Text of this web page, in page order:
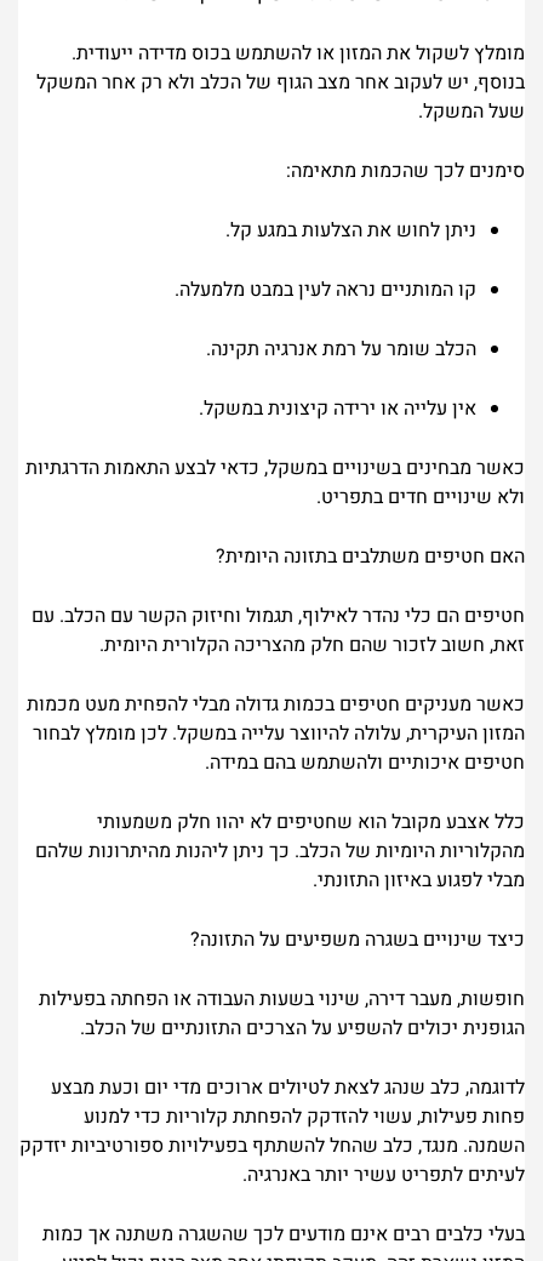
מומלץ לשקול את המזון או להשתמש בכוס מדידה ייעודית.
בנוסף, יש לעקוב אחר מצב הגוף של הכלב ולא רק אחר המשקל
שעל המשקל.
סימנים לכך שהכמות מתאימה:
ניתן לחוש את הצלעות במגע קל.
קו המותניים נראה לעין במבט מלמעלה.
הכלב שומר על רמת אנרגיה תקינה.
אין עלייה או ירידה קיצונית במשקל.
כאשר מבחינים בשינויים במשקל, כדאי לבצע התאמות הדרגתיות
ולא שינויים חדים בתפריט.
האם חטיפים משתלבים בתזונה היומית?
חטיפים הם כלי נהדר לאילוף, תגמול וחיזוק הקשר עם הכלב. עם
זאת, חשוב לזכור שהם חלק מהצריכה הקלורית היומית.
כאשר מעניקים חטיפים בכמות גדולה מבלי להפחית מעט מכמות
המזון העיקרית, עלולה להיווצר עלייה במשקל. לכן מומלץ לבחור
חטיפים איכותיים ולהשתמש בהם במידה.
כלל אצבע מקובל הוא שחטיפים לא יהוו חלק משמעותי
מהקלוריות היומיות של הכלב. כך ניתן ליהנות מהיתרונות שלהם
מבלי לפגוע באיזון התזונתי.
כיצד שינויים בשגרה משפיעים על התזונה?
חופשות, מעבר דירה, שינוי בשעות העבודה או הפחתה בפעילות
הגופנית יכולים להשפיע על הצרכים התזונתיים של הכלב.
לדוגמה, כלב שנהג לצאת לטיולים ארוכים מדי יום וכעת מבצע
פחות פעילות, עשוי להזדקק להפחתת קלוריות כדי למנוע
השמנה. מנגד, כלב שהחל להשתתף בפעילויות ספורטיביות יזדקק
לעיתים לתפריט עשיר יותר באנרגיה.
בעלי כלבים רבים אינם מודעים לכך שהשגרה משתנה אך כמות